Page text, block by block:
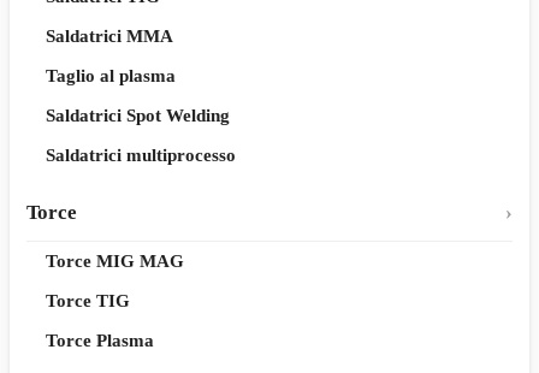
Saldatrici MMA
Taglio al plasma
Saldatrici Spot Welding
Saldatrici multiprocesso
Torce
Torce MIG MAG
Torce TIG
Torce Plasma